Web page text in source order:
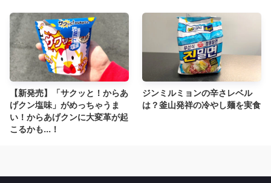
【新発売】「サクッと！からあ
げクン塩味」がめっちゃうま
い！からあげクンに大変革が起
こるかも...！
ジンミルミョンの辛さレベル
は？釜山発祥の冷やし麺を実食